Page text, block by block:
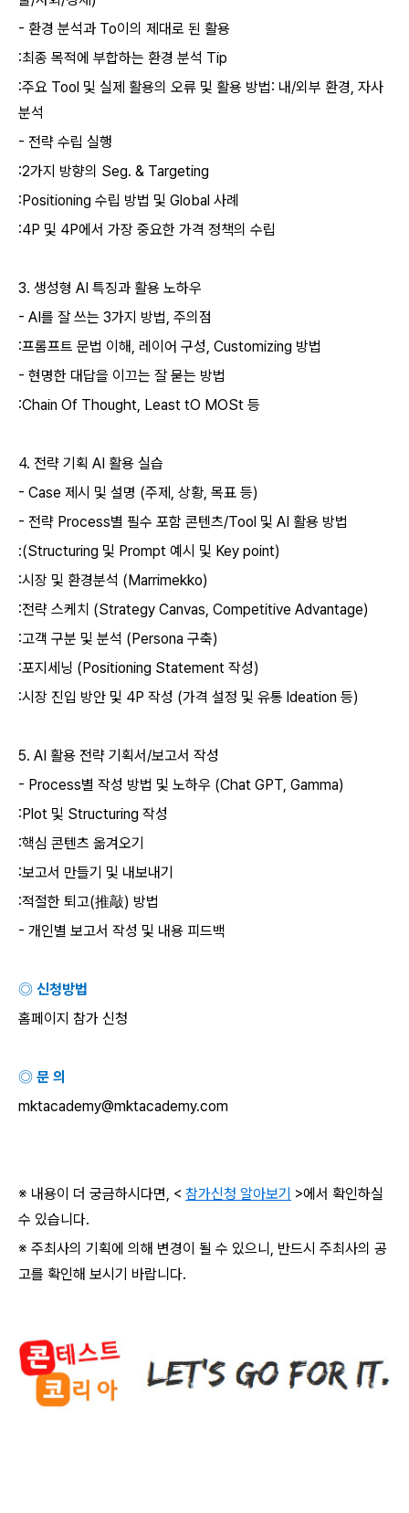
- 환경 분석과 To이의 제대로 된 활용
:최종 목적에 부합하는 환경 분석 Tip
:주요 Tool 및 실제 활용의 오류 및 활용 방법: 내/외부 환경, 자사
분석
- 전략 수립 실행
:2가지 방향의 Seg. & Targeting
:Positioning 수립 방법 및 Global 사례
:4P 및 4P에서 가장 중요한 가격 정책의 수립
3. 생성형 AI 특징과 활용 노하우
- AI를 잘 쓰는 3가지 방법, 주의점
:프롬프트 문법 이해, 레이어 구성, Customizing 방법
- 현명한 대답을 이끄는 잘 묻는 방법
:Chain Of Thought, Least tO MOSt 등
4. 전략 기획 AI 활용 실습
- Case 제시 및 설명 (주제, 상황, 목표 등)
- 전략 Process별 필수 포함 콘텐츠/Tool 및 AI 활용 방법
:(Structuring 및 Prompt 예시 및 Key point)
:시장 및 환경분석 (Marrimekko)
:전략 스케치 (Strategy Canvas, Competitive Advantage)
:고객 구분 및 분석 (Persona 구축)
:포지세닝 (Positioning Statement 작성)
:시장 진입 방안 및 4P 작성 (가격 설정 및 유통 ldeation 등)
5. AI 활용 전략 기획서/보고서 작성
- Process별 작성 방법 및 노하우 (Chat GPT, Gamma)
:Plot 및 Structuring 작성
:핵심 콘텐츠 옮겨오기
:보고서 만들기 및 내보내기
:적절한 퇴고(推敲) 방법
- 개인별 보고서 작성 및 내용 피드백
◎ 신청방법
홈페이지 참가 신청
◎ 문 의
mktacademy@mktacademy.com
※ 내용이 더 궁금하시다면, < 참가신청 알아보기 >에서 확인하실
수 있습니다.
※ 주최사의 기획에 의해 변경이 될 수 있으니, 반드시 주최사의 공
고를 확인해 보시기 바랍니다.